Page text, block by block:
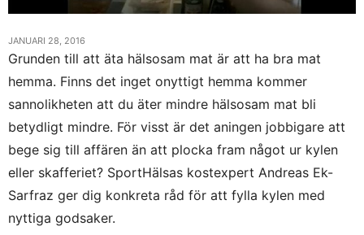
JANUARI 28, 2016
Grunden till att äta hälsosam mat är att ha bra mat
hemma. Finns det inget onyttigt hemma kommer
sannolikheten att du äter mindre hälsosam mat bli
betydligt mindre. För visst är det aningen jobbigare att
bege sig till affären än att plocka fram något ur kylen
eller skafferiet? SportHälsas kostexpert Andreas Ek-
Sarfraz ger dig konkreta råd för att fylla kylen med
nyttiga godsaker.